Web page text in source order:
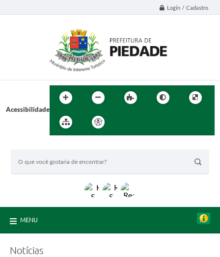
Login / Cadastro
Acessibilidade
MENU
Notícias